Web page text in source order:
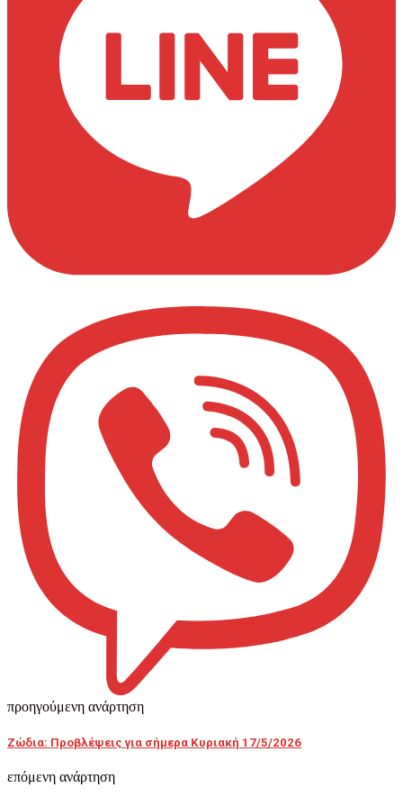
προηγούμενη ανάρτηση
Ζώδια: Προβλέψεις για σήμερα Κυριακή 17/5/2026
επόμενη ανάρτηση